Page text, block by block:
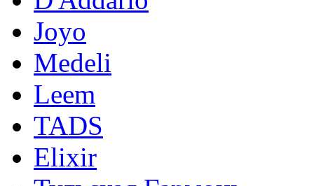
Joyo
Medeli
Leem
TADS
Elixir